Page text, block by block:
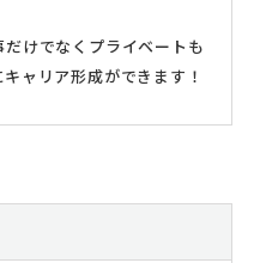
けでなくプライベートも
ャリア形成ができます！